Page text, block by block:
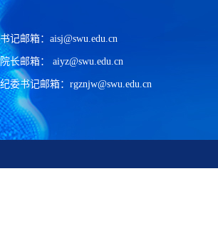
书记邮箱：aisj@swu.edu.cn
院长邮箱： aiyz@swu.edu.cn
纪委书记邮箱：rgznjw@swu.edu.cn